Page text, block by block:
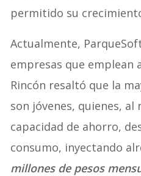
permitido su
Actualmente,
empresas que emplean
Rincón resaltó que la
son jóvenes, quienes,
capacidad de ahorro,
consumo, inyectando
millones de pesos